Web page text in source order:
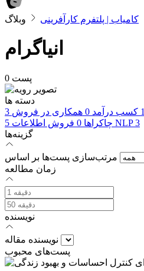
کامیاب | پلتفرم کارآفرینی وبلاگ
انیاگرام
0 پست
دسته ها
1 کسب درآمد 0 همکاری در فروش 3
چاکراها 0 فروش اطلاعات 5 NLP 3
گزینه‌ها
مرتب‌سازی پست‌ها بر اساس
زمان مطالعه
نویسنده
نویسنده مقاله
پست‌های محبوب